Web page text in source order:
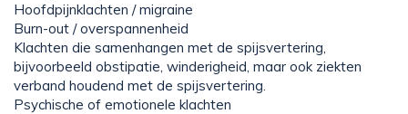
Hoofdpijnklachten / migraine
Burn-out / overspannenheid
Klachten die samenhangen met de spijsvertering,
bijvoorbeeld obstipatie, winderigheid, maar ook ziekten
verband houdend met de spijsvertering.
Psychische of emotionele klachten